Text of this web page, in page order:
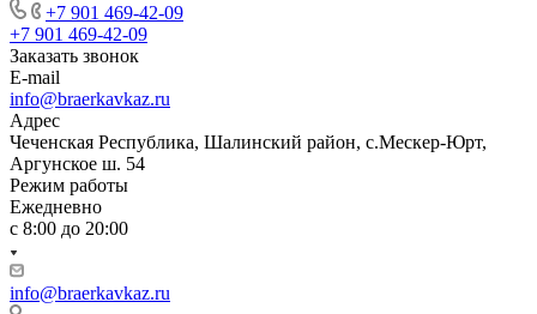
+7 901 469-42-09
+7 901 469-42-09
Заказать звонок
E-mail
info@braerkavkaz.ru
Адрес
Чеченская Республика, Шалинский район, с.Мескер-Юрт,
Аргунское ш. 54
Режим работы
Ежедневно
с 8:00 до 20:00
info@braerkavkaz.ru